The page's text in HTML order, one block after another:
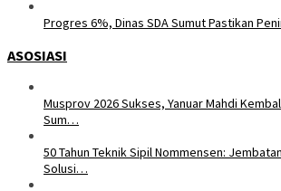
Progres 6%, Dinas SDA Sumut Pastikan
ASOSIASI
Musprov 2026 Sukses, Yanuar Mahdi
Sum…
50 Tahun Teknik Sipil Nommensen:
Solusi…